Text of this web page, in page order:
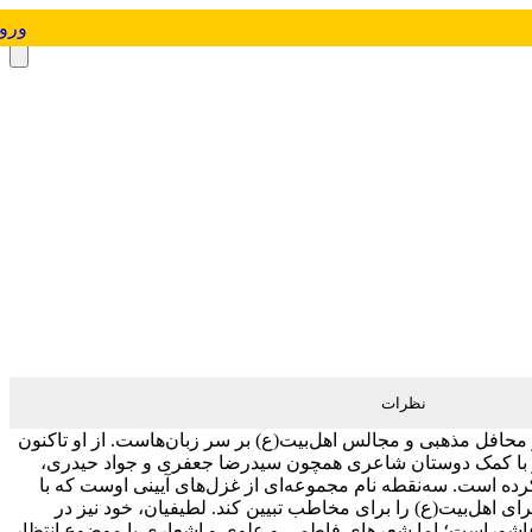
نظرات
مذهبی و مجالس اهل‌بیت(ع) بر سر زبان‌هاست. از او تاکنون
با کمک دوستان شاعری همچون سیدرضا جعفری و جواد حیدری،
است. سه‌نقطه نام مجموعه‌ای از غزل‌های آیینی اوست که با
را برای مخاطب تبیین کند. لطیفیان، خود نیز در